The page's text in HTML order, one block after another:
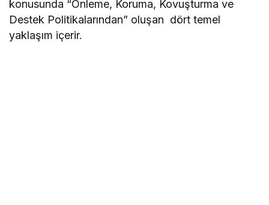
konusunda “Önleme, Koruma, Kovuşturma ve
Destek Politikalarından” oluşan dört temel
yaklaşım içerir.